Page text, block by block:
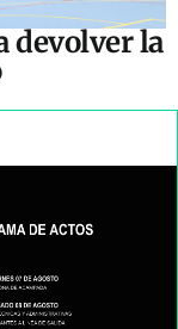
devolver la